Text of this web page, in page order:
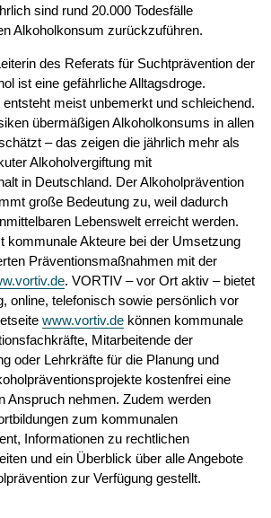
sind rund 20.000 Todesfälle
Alkoholkonsum zurückzuführen.
des Referats für Suchtprävention der
ist eine gefährliche Alltagsdroge.
meist unbemerkt und schleichend.
übermäßigen Alkoholkonsums in allen
– das zeigen die jährlich mehr als
Alkoholvergiftung mit
in Deutschland. Der Alkoholprävention
große Bedeutung zu, weil dadurch
Lebenswelt erreicht werden.
kommunale Akteure bei der Umsetzung
Präventionsmaßnahmen mit der
. VORTIV – vor Ort aktiv – bietet
online, telefonisch sowie persönlich vor
www.vortiv.de können kommunale
Mitarbeitende der
oder Lehrkräfte für die Planung und
kostenfrei eine
Anspruch nehmen. Zudem werden
zum kommunalen
Informationen zu rechtlichen
und ein Überblick über alle Angebote
zur Verfügung gestellt.